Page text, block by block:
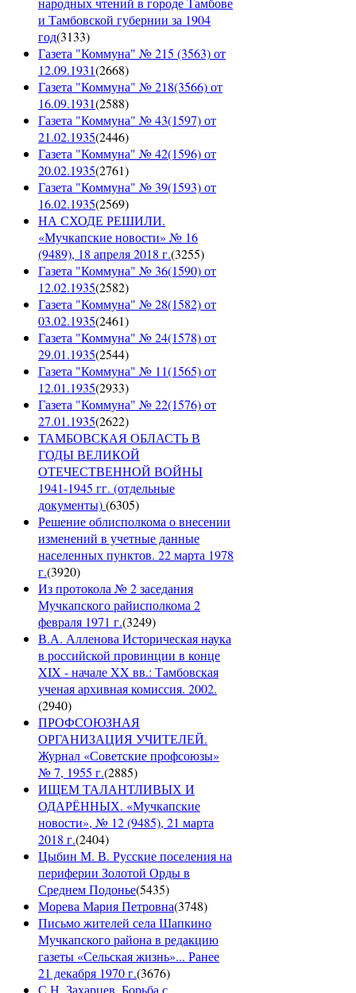
и Тамбовской губернии за 1904
год(3133)
Газета "Коммуна" № 215 (3563) от
12.09.1931(2668)
Газета "Коммуна" № 218(3566) от
16.09.1931(2588)
Газета "Коммуна" № 43(1597) от
21.02.1935(2446)
Газета "Коммуна" № 42(1596) от
20.02.1935(2761)
Газета "Коммуна" № 39(1593) от
16.02.1935(2569)
НА СХОДЕ РЕШИЛИ.
«Мучкапские новости» № 16
(9489), 18 апреля 2018 г.(3255)
Газета "Коммуна" № 36(1590) от
12.02.1935(2582)
Газета "Коммуна" № 28(1582) от
03.02.1935(2461)
Газета "Коммуна" № 24(1578) от
29.01.1935(2544)
Газета "Коммуна" № 11(1565) от
12.01.1935(2933)
Газета "Коммуна" № 22(1576) от
27.01.1935(2622)
ТАМБОВСКАЯ ОБЛАСТЬ В
ГОДЫ ВЕЛИКОЙ
ОТЕЧЕСТВЕННОЙ ВОЙНЫ
1941-1945 гг. (отдельные
документы)(6305)
Решение облисполкома о внесении
изменений в учетные данные
населенных пунктов. 22 марта 1978
г.(3920)
Из протокола № 2 заседания
Мучкапского райисполкома 2
февраля 1971 г.(3249)
В.А. Алленова Историческая наука
в российской провинции в конце
XIX - начале XX вв.: Тамбовская
ученая архивная комиссия. 2002.
(2940)
ПРОФСОЮЗНАЯ
ОРГАНИЗАЦИЯ УЧИТЕЛЕЙ.
Журнал «Советские профсоюзы»
№ 7, 1955 г.(2885)
ИЩЕМ ТАЛАНТЛИВЫХ И
ОДАРЁННЫХ. «Мучкапские
новости», № 12 (9485), 21 марта
2018 г.(2404)
Цыбин М. В. Русские поселения на
периферии Золотой Орды в
Среднем Подонье(5435)
Морева Мария Петровна(3748)
Письмо жителей села Шапкино
Мучкапского района в редакцию
газеты «Сельская жизнь»... Ранее
21 декабря 1970 г.(3676)